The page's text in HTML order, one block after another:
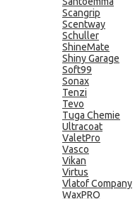
Scangrip
Scentway
Schuller
ShineMate
Shiny Garage
Soft99
Sonax
Tenzi
Tevo
Tuga Chemie
Ultracoat
ValetPro
Vasco
Vikan
Virtus
Vlatof Company
WaxPRO